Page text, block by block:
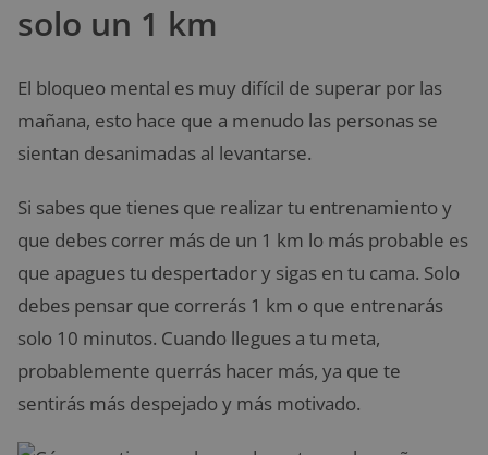
solo un 1 km
El bloqueo mental es muy difícil de superar por las
mañana, esto hace que a menudo las personas se
sientan desanimadas al levantarse.
Si sabes que tienes que realizar tu entrenamiento y
que debes correr más de un 1 km lo más probable es
que apagues tu despertador y sigas en tu cama. Solo
debes pensar que correrás 1 km o que entrenarás
solo 10 minutos. Cuando llegues a tu meta,
probablemente querrás hacer más, ya que te
sentirás más despejado y más motivado.